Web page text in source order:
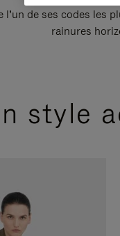
de ses codes
rainures
style